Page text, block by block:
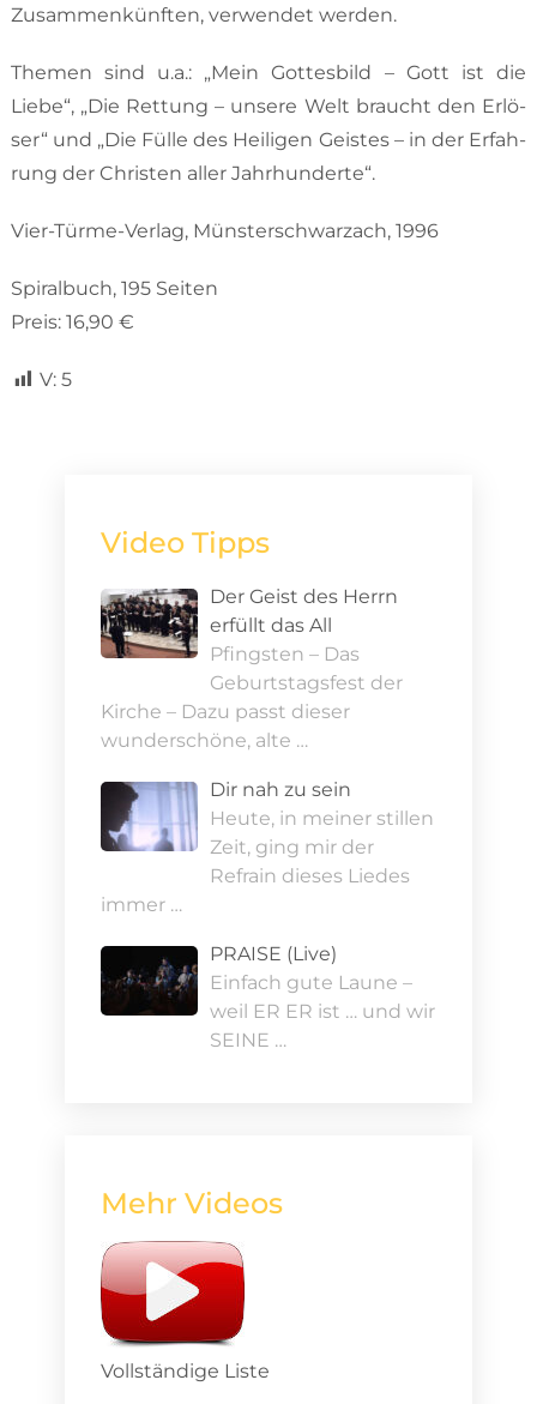
Zusammenkünften, verwendet wer­den.
Themen sind u.a.: „Mein Gottes­bild – Gott ist die
Liebe“, „Die Rettung – unsere Welt braucht den Erlö­
ser“ und „Die Fülle des Heili­gen Geistes – in der Erfah­
rung der Christen aller Jahrhunderte“.
Vier-Türme-Verlag, Münsterschwarzach, 1996
Spiralbuch, 195 Seiten
Preis: 16,90 €
V: 5
Video Tipps
Der Geist des Herrn
erfüllt das All
Pfingsten – Das
Geburtstagsfest der
Kirche – Dazu passt dieser
wunderschöne, alte …
Dir nah zu sein
Heute, in meiner stillen
Zeit, ging mir der
Refrain dieses Liedes
immer …
PRAISE (Live)
Einfach gute Laune –
weil ER ER ist … und wir
SEINE …
Mehr Videos
Vollständige Liste